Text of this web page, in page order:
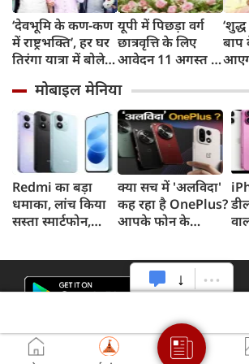
‘देवभूमि के कण-कण
में राष्ट्रभक्ति’, हर घर
तिरंगा यात्रा में बोले
यूपी में पिछड़ा वर्ग
छात्रवृत्ति के लिए
आवेदन 11 अगस्त से,
तिथि, योगी सरकार में
छात्रों को मिला
मजबूत सहारा
बाप
मोबाइल मेनिया
Redmi का बड़ा
धमाका, लांच किया
सस्ता स्मार्टफोन,
क्या सच में 'अलविदा'
कह रहा है OnePlus?
आपके फोन के